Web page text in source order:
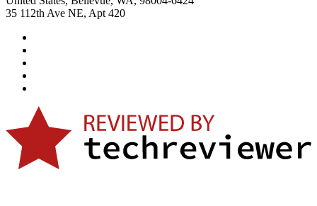
35 112th Ave NE, Apt 420